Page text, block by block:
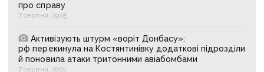
про справу
7 серпня, 09:05
Активізують штурм «воріт Донбасу»:
рф перекинула на Костянтинівку додаткові підрозділи
й поновила атаки тритонними авіабомбами
7 серпня, 08:01